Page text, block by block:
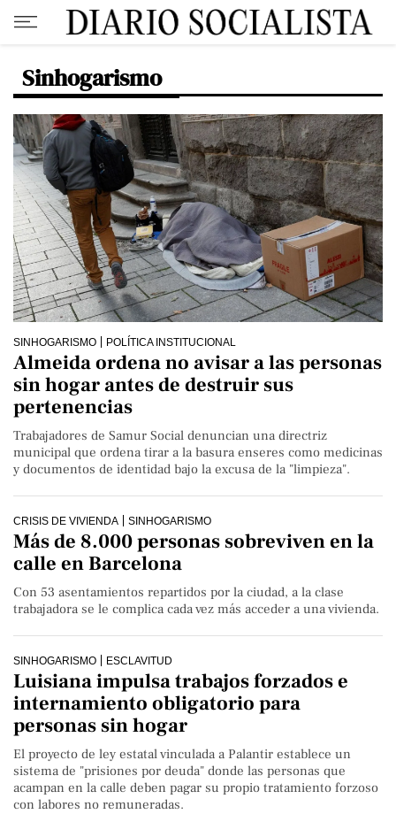
Sinhogarismo
SINHOGARISMO POLÍTICA INSTITUCIONAL
Almeida ordena no avisar a las personas
sin hogar antes de destruir sus
pertenencias
Trabajadores de Samur Social denuncian una directriz
municipal que ordena tirar a la basura enseres como medicinas
y documentos de identidad bajo la excusa de la "limpieza".
CRISIS DE VIVIENDA SINHOGARISMO
Más de 8.000 personas sobreviven en la
calle en Barcelona
Con 53 asentamientos repartidos por la ciudad, a la clase
trabajadora se le complica cada vez más acceder a una vivienda.
SINHOGARISMO ESCLAVITUD
Luisiana impulsa trabajos forzados e
internamiento obligatorio para
personas sin hogar
El proyecto de ley estatal vinculada a Palantir establece un
sistema de "prisiones por deuda" donde las personas que
acampan en la calle deben pagar su propio tratamiento forzoso
con labores no remuneradas.